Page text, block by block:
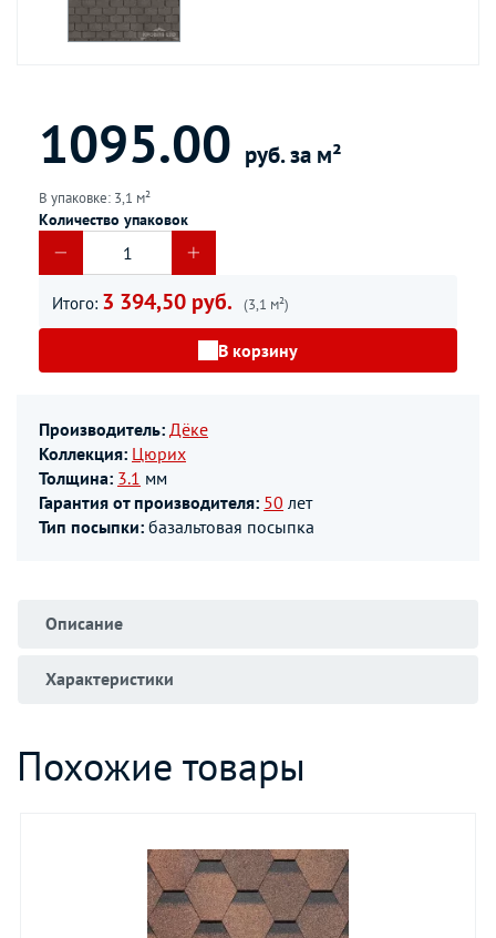
1095.00 руб. за м²
В упаковке: 3,1 м²
Количество упаковок
Итого: 3 394,50 руб. (3,1 м²)
В корзину
Производитель: Дёке
Коллекция: Цюрих
Толщина: 3.1 мм
Гарантия от производителя: 50 лет
Тип посыпки: базальтовая посыпка
Описание
Характеристики
Похожие товары